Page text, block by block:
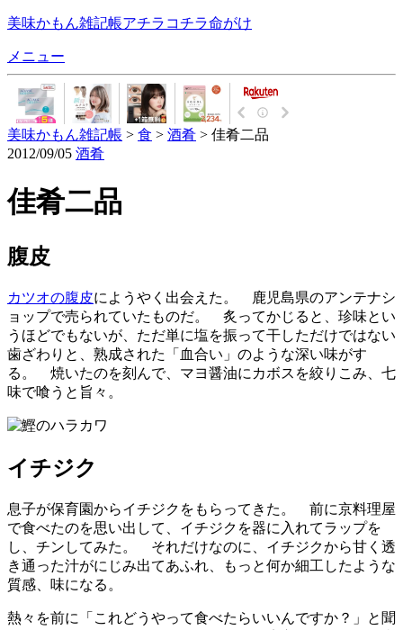
美味かもん雑記帳アチラコチラ命がけ
メニュー
美味かもん雑記帳 > 食 > 酒肴 > 佳肴二品
2012/09/05 酒肴
佳肴二品
腹皮
カツオの腹皮にようやく出会えた。 鹿児島県のアンテナシ
ョップで売られていたものだ。 炙ってかじると、珍味とい
うほどでもないが、ただ単に塩を振って干しただけではない
歯ざわりと、熟成された「血合い」のような深い味がす
る。 焼いたのを刻んで、マヨ醤油にカボスを絞りこみ、七
味で喰うと旨々。
イチジク
息子が保育園からイチジクをもらってきた。 前に京料理屋
で食べたのを思い出して、イチジクを器に入れてラップを
し、チンしてみた。 それだけなのに、イチジクから甘く透
き通った汁がにじみ出てあふれ、もっと何か細工したような
質感、味になる。
熱々を前に「これどうやって食べたらいいんですか？」と聞